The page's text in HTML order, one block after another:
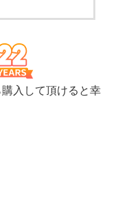
入して頂けると幸